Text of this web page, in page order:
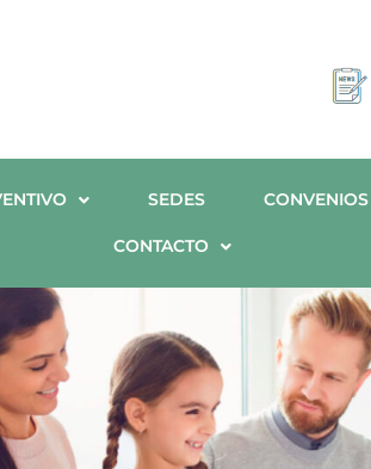
SEDES CONVENIOS
CONTACTO